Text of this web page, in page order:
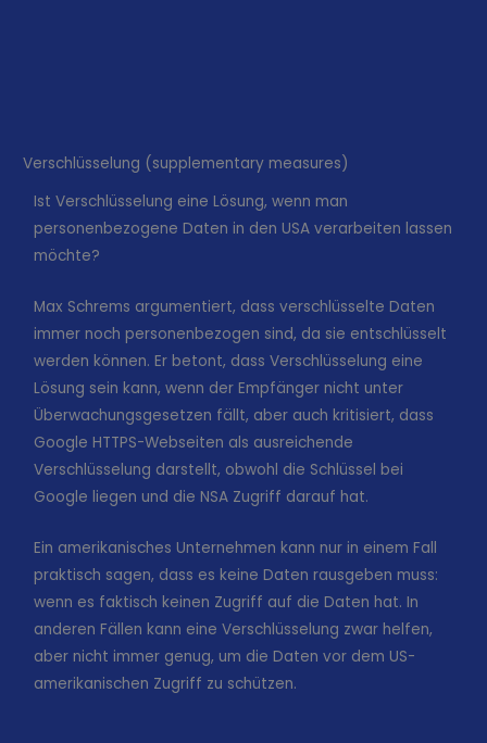
Verschlüsselung (supplementary measures)
Ist Verschlüsselung eine Lösung, wenn man
personenbezogene Daten in den USA verarbeiten lassen
möchte?
Max Schrems argumentiert, dass verschlüsselte Daten
immer noch personenbezogen sind, da sie entschlüsselt
werden können. Er betont, dass Verschlüsselung eine
Lösung sein kann, wenn der Empfänger nicht unter
Überwachungsgesetzen fällt, aber auch kritisiert, dass
Google HTTPS-Webseiten als ausreichende
Verschlüsselung darstellt, obwohl die Schlüssel bei
Google liegen und die NSA Zugriff darauf hat.
Ein amerikanisches Unternehmen kann nur in einem Fall
praktisch sagen, dass es keine Daten rausgeben muss:
wenn es faktisch keinen Zugriff auf die Daten hat. In
anderen Fällen kann eine Verschlüsselung zwar helfen,
aber nicht immer genug, um die Daten vor dem US-
amerikanischen Zugriff zu schützen.